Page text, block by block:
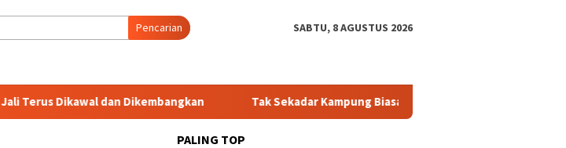
Pencarian SABTU, 8 AGUSTUS 2026
dan Dikembangkan Tak Sekadar Kampung Biasa! Bang Jali Bikin Risma Angkat Topi, Warga
PALING TOP